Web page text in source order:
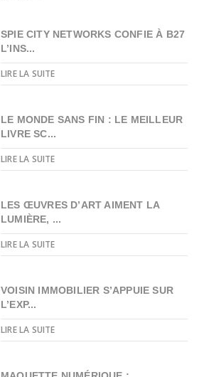
SPIE CITY NETWORKS CONFIE À B27
L’INS...
LIRE LA SUITE
LE MONDE SANS FIN : LE MEILLEUR
LIVRE SC...
LIRE LA SUITE
LES ŒUVRES D’ART AIMENT LA
LUMIÈRE, ...
LIRE LA SUITE
VOISIN IMMOBILIER S’APPUIE SUR
L’EXP...
LIRE LA SUITE